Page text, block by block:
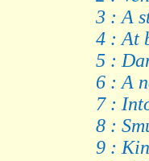
3 : A
4 : At
5 :
6 : A
7 :
8 :
9 :